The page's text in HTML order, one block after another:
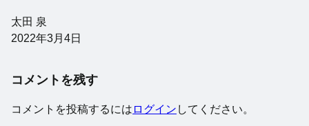
太田 泉
2022年3月4日
コメントを残す
コメントを投稿するには ログイン してください。